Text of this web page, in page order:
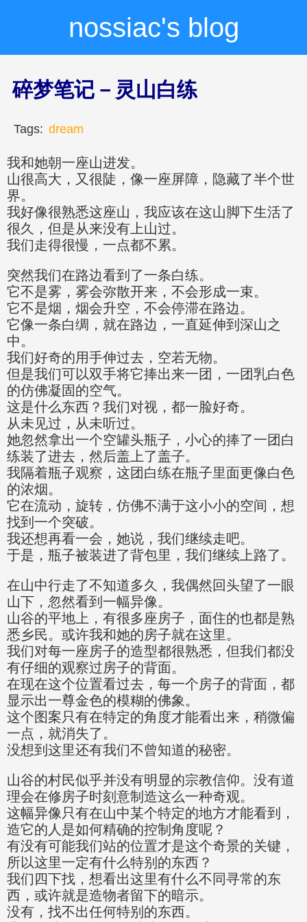
nossiac's blog
碎梦笔记－灵山白练
Tags: dream
我和她朝一座山进发。
山很高大，又很陡，像一座屏障，隐藏了半个世
界。
我好像很熟悉这座山，我应该在这山脚下生活了
很久，但是从来没有上山过。
我们走得很慢，一点都不累。
突然我们在路边看到了一条白练。
它不是雾，雾会弥散开来，不会形成一束。
它不是烟，烟会升空，不会停滞在路边。
它像一条白绸，就在路边，一直延伸到深山之
中。
我们好奇的用手伸过去，空若无物。
但是我们可以双手将它捧出来一团，一团乳白色
的仿佛凝固的空气。
这是什么东西？我们对视，都一脸好奇。
从未见过，从未听过。
她忽然拿出一个空罐头瓶子，小心的捧了一团白
练装了进去，然后盖上了盖子。
我隔着瓶子观察，这团白练在瓶子里面更像白色
的浓烟。
它在流动，旋转，仿佛不满于这小小的空间，想
找到一个突破。
我还想再看一会，她说，我们继续走吧。
于是，瓶子被装进了背包里，我们继续上路了。
在山中行走了不知道多久，我偶然回头望了一眼
山下，忽然看到一幅异像。
山谷的平地上，有很多座房子，面住的也都是熟
悉乡民。或许我和她的房子就在这里。
我们对每一座房子的造型都很熟悉，但我们都没
有仔细的观察过房子的背面。
在现在这个位置看过去，每一个房子的背面，都
显示出一尊金色的模糊的佛象。
这个图案只有在特定的角度才能看出来，稍微偏
一点，就消失了。
没想到这里还有我们不曾知道的秘密。
山谷的村民似乎并没有明显的宗教信仰。没有道
理会在修房子时刻意制造这么一种奇观。
这幅异像只有在山中某个特定的地方才能看到，
造它的人是如何精确的控制角度呢？
有没有可能我们站的位置才是这个奇景的关键，
所以这里一定有什么特别的东西？
我们四下找，想看出这里有什么不同寻常的东
西，或许就是造物者留下的暗示。
没有，找不出任何特别的东西。